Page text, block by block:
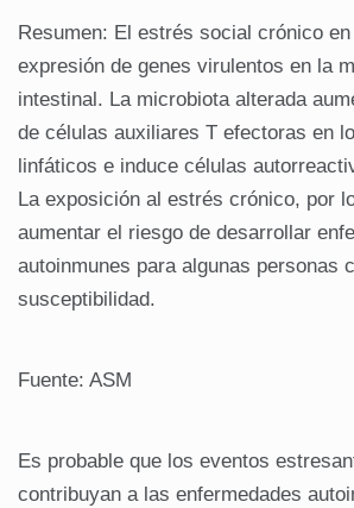
Resumen: El estrés social crónico
expresión de genes virulentos en la
intestinal. La microbiota alterada
de células auxiliares T efectoras en
linfáticos e induce células
La exposición al estrés crónico, por
aumentar el riesgo de desarrollar
autoinmunes para algunas personas
susceptibilidad.
Fuente: ASM
Es probable que los eventos
contribuyan a las enfermedades